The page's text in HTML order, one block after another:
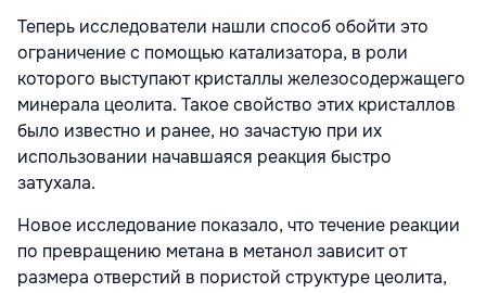
Теперь исследователи нашли способ обойти это
ограничение с помощью катализатора, в роли
которого выступают кристаллы железосодержащего
минерала цеолита. Такое свойство этих кристаллов
было известно и ранее, но зачастую при их
использовании начавшаяся реакция быстро
затухала.
Новое исследование показало, что течение реакции
по превращению метана в метанол зависит от
размера отверстий в пористой структуре цеолита,